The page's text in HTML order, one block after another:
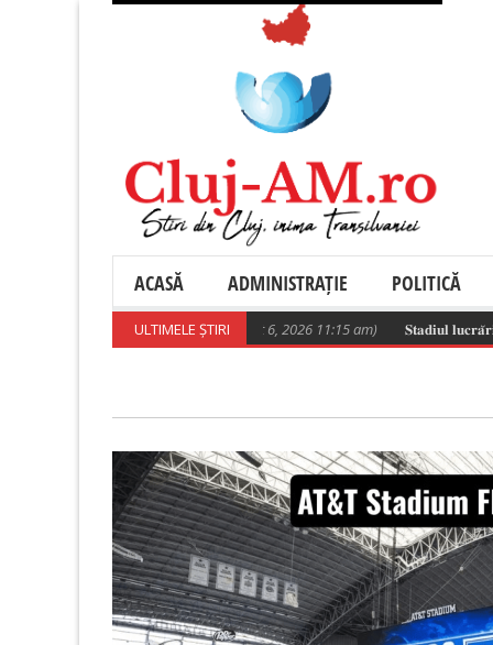
ACASĂ ADMINISTRAȚIE POLITICĂ
ULTIMELE ȘTIRI
Poza zilei (August 6, 2026 11:15 am) 𝐒𝐭𝐚𝐝𝐢𝐮𝐥 𝐥𝐮𝐜𝐫𝐚̆𝐫𝐢𝐥𝐨𝐫 𝐝𝐞